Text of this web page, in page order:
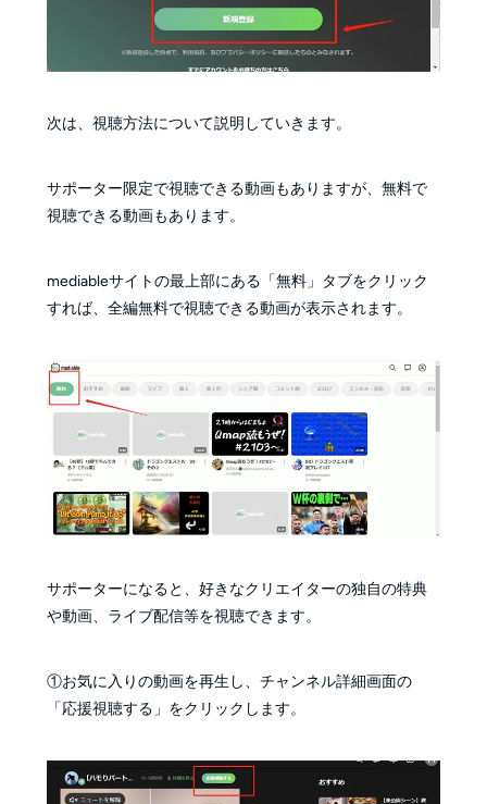
次は、視聴方法について説明していきます。
サポーター限定で視聴できる動画もありますが、無料で
視聴できる動画もあります。
mediableサイトの最上部にある「無料」タブをクリック
すれば、全編無料で視聴できる動画が表示されます。
サポーターになると、好きなクリエイターの独自の特典
や動画、ライブ配信等を視聴できます。
①お気に入りの動画を再生し、チャンネル詳細画面の
「応援視聴する」をクリックします。